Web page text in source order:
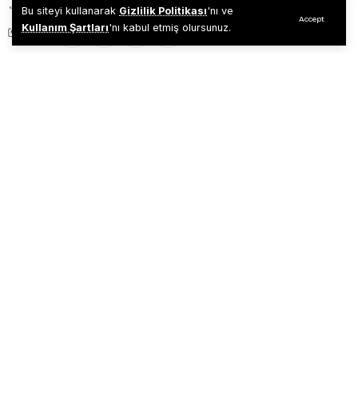
Bu siteyi kullanarak Gizlilik Politikası'nı ve
Kullanım Şartları'nı kabul etmiş olursunuz.
Accept
Mehmet Çamlıbel12/20/2022 1 dakika
Share